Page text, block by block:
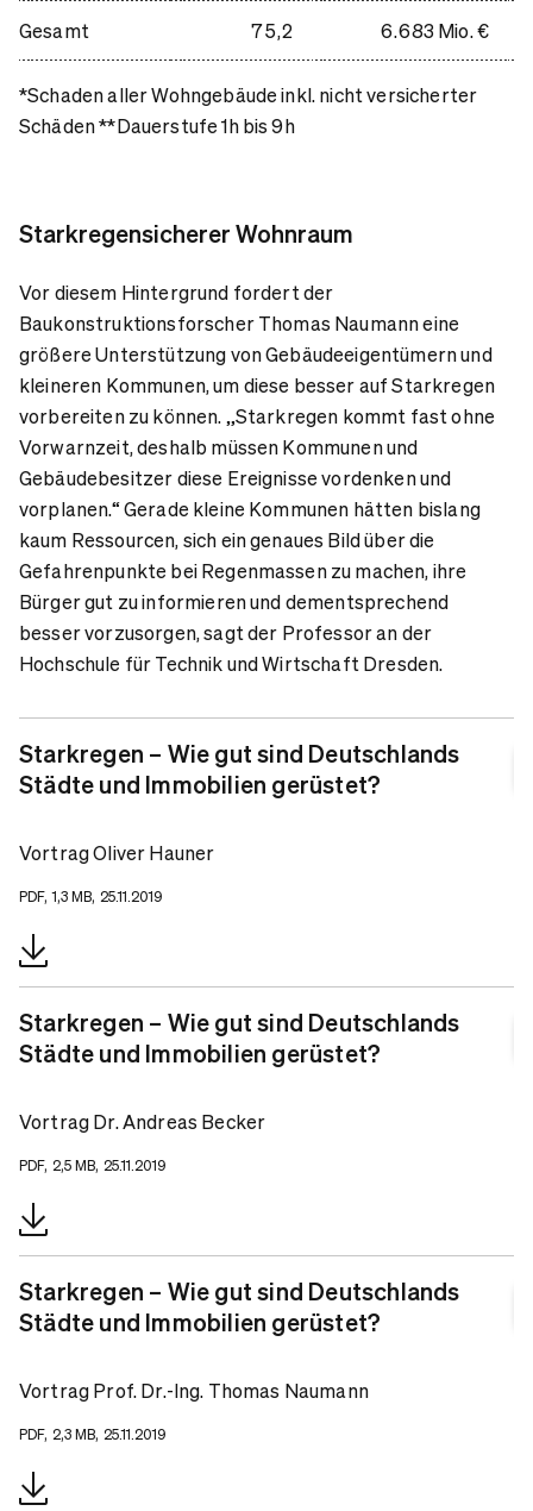
Gesamt 75,2 6.683 Mio. €
*Schaden aller Wohngebäude inkl. nicht versicherter
Schäden **Dauerstufe 1h bis 9h
Starkregensicherer Wohnraum
Vor diesem Hintergrund fordert der
Baukonstruktionsforscher Thomas Naumann eine
größere Unterstützung von Gebäudeeigentümern und
kleineren Kommunen, um diese besser auf Starkregen
vorbereiten zu können. „Starkregen kommt fast ohne
Vorwarnzeit, deshalb müssen Kommunen und
Gebäudebesitzer diese Ereignisse vordenken und
vorplanen.“ Gerade kleine Kommunen hätten bislang
kaum Ressourcen, sich ein genaues Bild über die
Gefahrenpunkte bei Regenmassen zu machen, ihre
Bürger gut zu informieren und dementsprechend
besser vorzusorgen, sagt der Professor an der
Hochschule für Technik und Wirtschaft Dresden.
Starkregen – Wie gut sind Deutschlands
Städte und Immobilien gerüstet?
Vortrag Oliver Hauner
PDF, 1,3 MB, 25.11.2019
Starkregen – Wie gut sind Deutschlands
Städte und Immobilien gerüstet?
Vortrag Dr. Andreas Becker
PDF, 2,5 MB, 25.11.2019
Starkregen – Wie gut sind Deutschlands
Städte und Immobilien gerüstet?
Vortrag Prof. Dr.-Ing. Thomas Naumann
PDF, 2,3 MB, 25.11.2019